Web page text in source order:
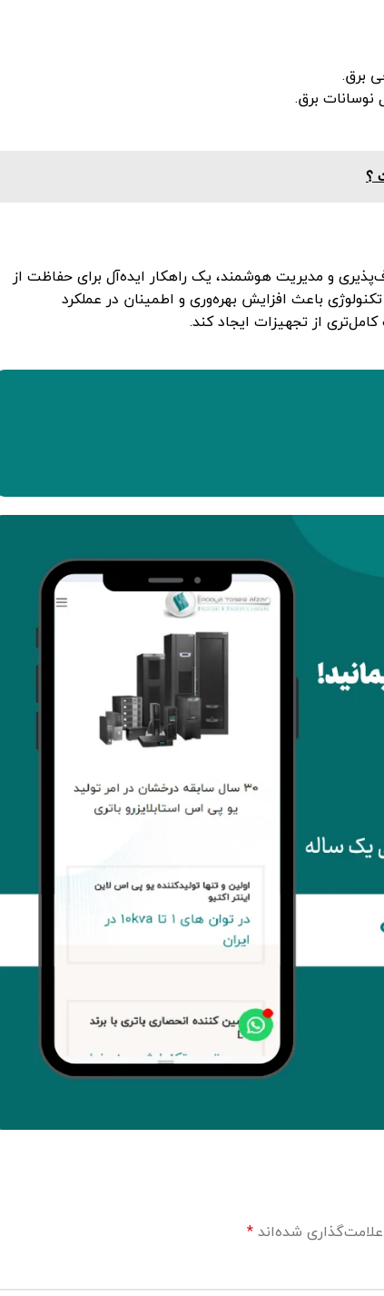
برق.
برق.
؟
و مدیریت هوشمند، یک راهکار ایده‌آل برای حفاظت از
باعث افزایش بهره‌وری و اطمینان در عملکرد
از تجهیزات ایجاد کند.
شده‌اند*